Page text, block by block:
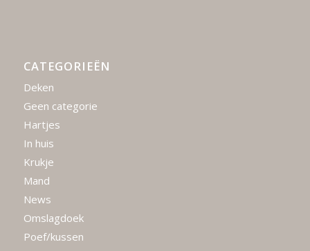
CATEGORIEËN
Deken
Geen categorie
Hartjes
In huis
Krukje
Mand
News
Omslagdoek
Poef/kussen